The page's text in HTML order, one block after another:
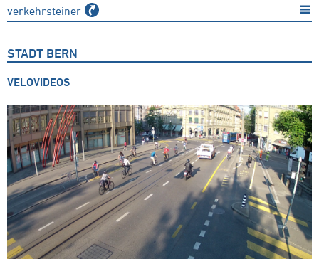
verkehrsteiner
STADT BERN
VELOVIDEOS